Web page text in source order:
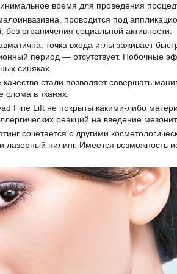
время для проведения
проводится под
ограничения социальной активности.
точка входа иглы заживает
период — отсутствует. Побочные
синяках.
стали позволяет совершать
слома в тканях.
Fine Lift не покрыты какими-либо
реакций на введение
сочетается с другими
лазерный пилинг. Имеется возможность